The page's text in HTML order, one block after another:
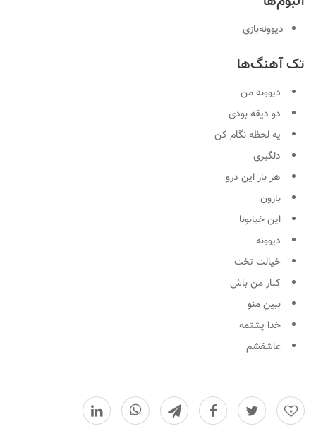
دیوونه‌بازی
تک آهنگ‌ها
دیوونه من
دو دیقه بودی
یه لحظه نگام کن
دلگیری
هر بار این درو
بارون
این خیابونا
دیوونه
خیالت تخت
کنار من باش
ببین منو
خدا پشتمه
عاشقشم
0